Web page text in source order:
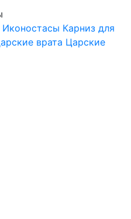
Иконостасы Карниз для
врата Царские